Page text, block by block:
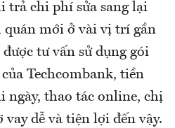
trả chi phí sửa sang lại
quán mới ở vài vị trí gần
tư vấn sử dụng gói
Techcombank, tiền
ngày, thao tác online, chị
dễ và tiện lợi đến vậy.